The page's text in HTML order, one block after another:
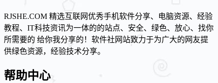
RJSHE.COM 精选互联网优秀手机软件分享、电脑资源、经验
教程、IT科技资讯为一体的的站点、安全、绿色、放心、找你
所需要的 给你我分享的！软件社网站致力于为广大的网友提
供绿色资源，经验技术分享。
帮助中心